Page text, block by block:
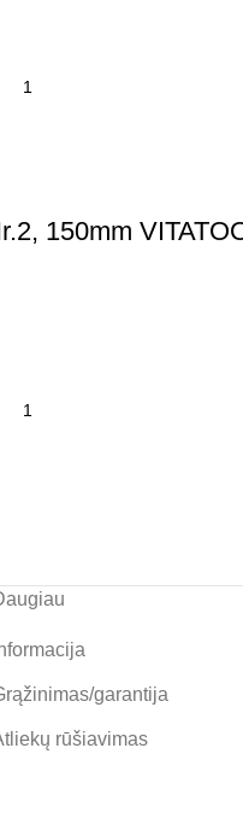
150mm
garantija
rūšiavimas